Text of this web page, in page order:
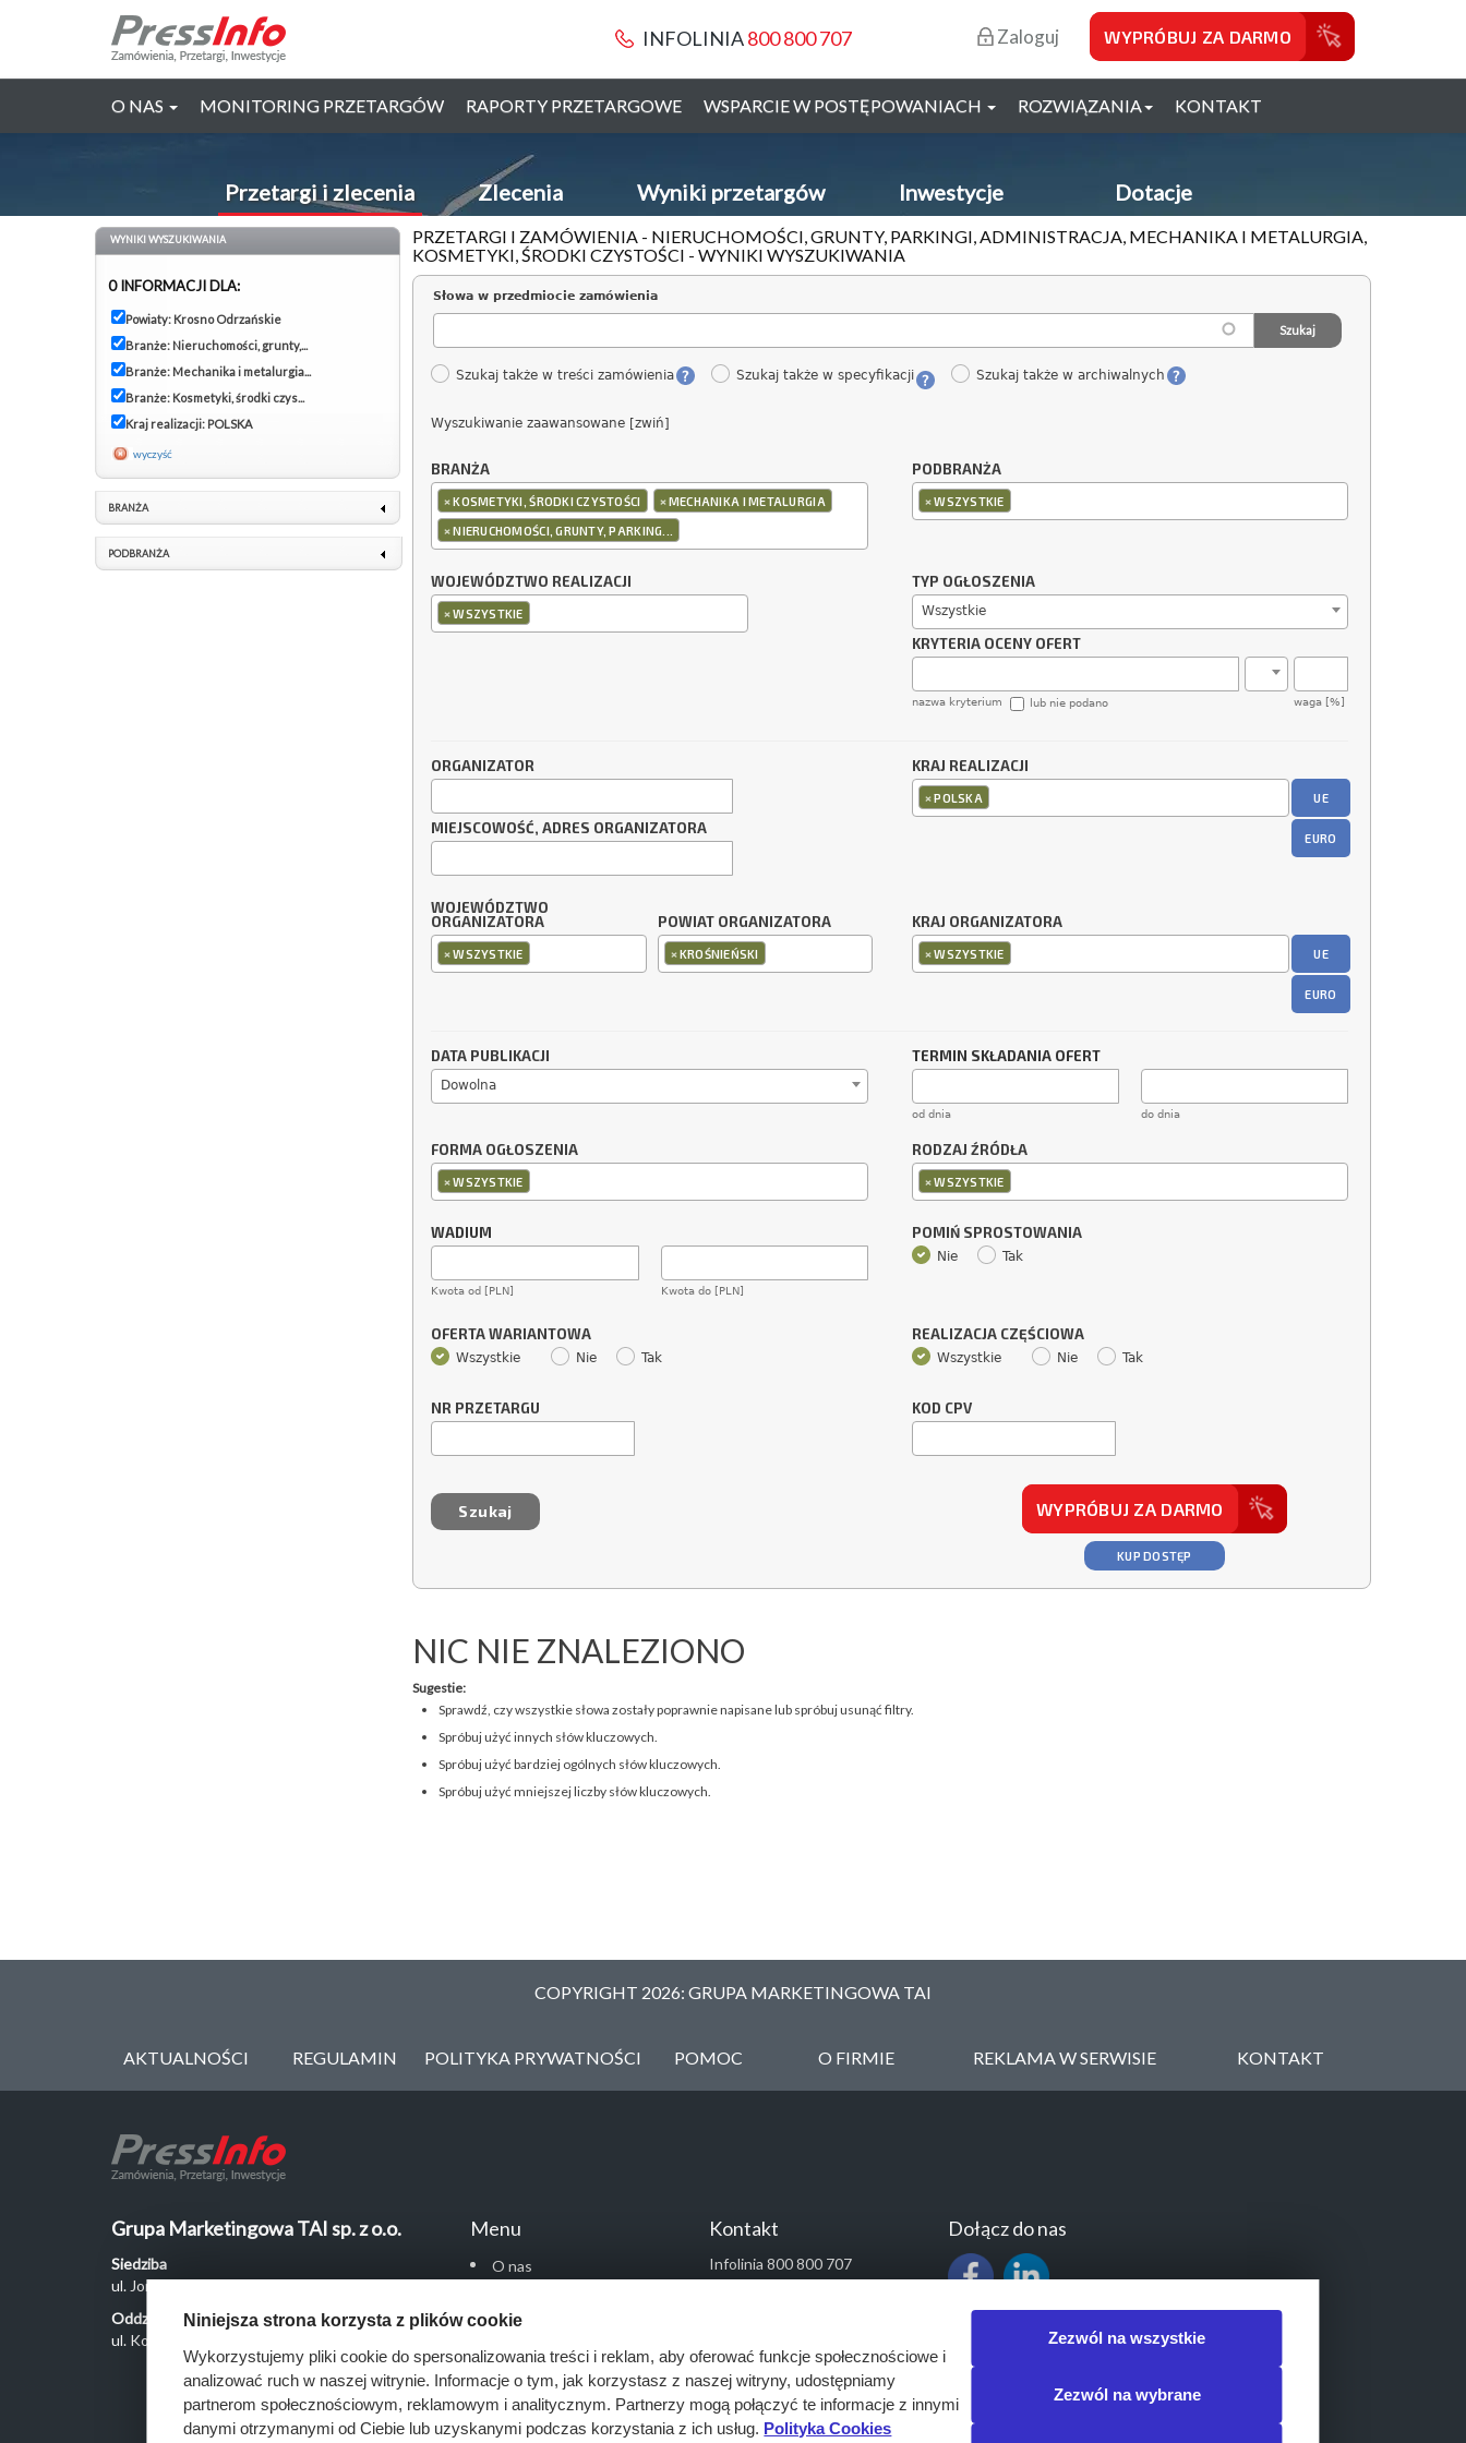
INFOLINIA800 800 707 Zaloguj WYPRÓBUJ ZA DARMO
O NAS MONITORING PRZETARGÓW RAPORTY PRZETARGOWE WSPARCIE W POSTĘPOWANIACH ROZWIĄZANIA KONTAKT
Przetargi i zlecenia Zlecenia Wyniki przetargów Inwestycje Dotacje
PRZETARGI I ZAMÓWIENIA - NIERUCHOMOŚCI, GRUNTY, PARKINGI, ADMINISTRACJA, MECHANIKA I METALURGIA,
KOSMETYKI, ŚRODKI CZYSTOŚCI - WYNIKI WYSZUKIWANIA
Słowa w przedmiocie zamówienia
Szukaj także w treści zamówienia Szukaj także w specyfikacji Szukaj także w archiwalnych
Wyszukiwanie zaawansowane [zwiń]
BRANŻA
×KOSMETYKI, ŚRODKI CZYSTOŚCI ×MECHANIKA I METALURGIA
×NIERUCHOMOŚCI, GRUNTY, PARKING...
PODBRANŻA
×WSZYSTKIE
WOJEWÓDZTWO REALIZACJI
×WSZYSTKIE
TYP OGŁOSZENIA
Wszystkie
KRYTERIA OCENY OFERT
nazwa kryterium waga [%]
lub nie podano
ORGANIZATOR
MIEJSCOWOŚĆ, ADRES ORGANIZATORA
KRAJ REALIZACJI
×POLSKA UE
EURO
WOJEWÓDZTWO
ORGANIZATORA
×WSZYSTKIE
POWIAT ORGANIZATORA
×KROŚNIEŃSKI
KRAJ ORGANIZATORA
×WSZYSTKIE UE
EURO
DATA PUBLIKACJI
Dowolna
TERMIN SKŁADANIA OFERT
od dnia do dnia
FORMA OGŁOSZENIA
×WSZYSTKIE
RODZAJ ŹRÓDŁA
×WSZYSTKIE
WADIUM
Kwota od [PLN] Kwota do [PLN]
POMIŃ SPROSTOWANIA
Nie Tak
OFERTA WARIANTOWA
Wszystkie Nie Tak
REALIZACJA CZĘŚCIOWA
Wszystkie Nie Tak
NR PRZETARGU KOD CPV
WYPRÓBUJ ZA DARMO
KUP DOSTĘP
NIC NIE ZNALEZIONO
Sugestie:
Sprawdź, czy wszystkie słowa zostały poprawnie napisane lub spróbuj usunąć filtry.
Spróbuj użyć innych słów kluczowych.
Spróbuj użyć bardziej ogólnych słów kluczowych.
Spróbuj użyć mniejszej liczby słów kluczowych.
WYNIKI WYSZUKIWANIA
0 INFORMACJI DLA:
Powiaty: Krosno Odrzańskie
Branże: Nieruchomości, grunty,...
Branże: Mechanika i metalurgia...
Branże: Kosmetyki, środki czys...
Kraj realizacji: POLSKA
wyczyść
BRANŻA
PODBRANŻA
COPYRIGHT 2026: GRUPA MARKETINGOWA TAI
AKTUALNOŚCI REGULAMIN POLITYKA PRYWATNOŚCI POMOC O FIRMIE REKLAMA W SERWISIE KONTAKT
Grupa Marketingowa TAI sp. z o.o.
Siedziba
ul. Jordanowska 12, 04-204 Warszawa
Oddział Poznań
ul. Kochanowskiego 18/6, 60-846 Poznań
Menu
O nas
Monitoring przetargów
Raporty przetargowe
Ustawienia cookies
Kontakt
Kontakt
Infolinia 800 800 707
kontakt@pressinfo.pl
Dołącz do nas
Niniejsza strona korzysta z plików cookie
Wykorzystujemy pliki cookie do spersonalizowania treści i reklam, aby oferować funkcje społecznościowe i
analizować ruch w naszej witrynie. Informacje o tym, jak korzystasz z naszej witryny, udostępniamy
partnerom społecznościowym, reklamowym i analitycznym. Partnerzy mogą połączyć te informacje z innymi
danymi otrzymanymi od Ciebie lub uzyskanymi podczas korzystania z ich usług. Polityka Cookies
Zezwól na wszystkie
Zezwól na wybrane